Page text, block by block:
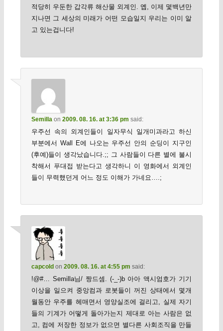
적당히 우둔한 갑각류 해산물 외계인. 옙, 이제 몇백년만
지나면 그 세상의 미래가 어떤 모습일지 우리는 이미 알
고 있는겁니다!
Semillaon 2009. 08. 16. at 3:36 pm said:
우주선 속의 외계인들이 일자무식 일개미과라고 하신
부분에서 Wall E에 나오는 우주선 안의 순딩이 지구인
(후예)들이 생각났습니다.;; 그 사람들이 다른 별에 불시
착해서 푸대접 받는다고 생각하니 이 영화에서 외계인
들이 무력했던게 어느 정도 이해가 가네요….;
capcold on 2009. 08. 16. at 4:55 pm said:
!@#… Semilla님/ 짱드셈. (-_-)b 아아 액시엄호가 기기
이상을 일으켜 중앙컴과 로봇들이 꺼진 상태에서 몇개
월동안 우주를 헤매면서 영양실조에 걸리고, 실제 자기
들의 기계가 어떻게 돌아가는지 제대로 아는 사람은 없
고, 컴에 저장한 정보가 없으면 별다른 사회조직을 만들